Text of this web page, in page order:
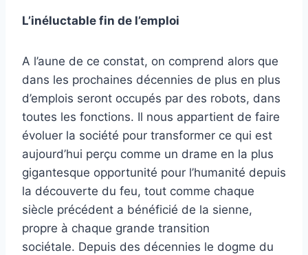
L’inéluctable fin de l’emploi
A l’aune de ce constat, on comprend alors que
dans les prochaines décennies de plus en plus
d’emplois seront occupés par des robots, dans
toutes les fonctions. Il nous appartient de faire
évoluer la société pour transformer ce qui est
aujourd’hui perçu comme un drame en la plus
gigantesque opportunité pour l’humanité depuis
la découverte du feu, tout comme chaque
siècle précédent a bénéficié de la sienne,
propre à chaque grande transition
sociétale. Depuis des décennies le dogme du